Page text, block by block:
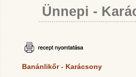
Ünnepi -
Banánlikőr - Karácsony